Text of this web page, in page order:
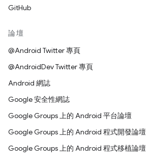
GitHub
論壇
@Android Twitter 專頁
@AndroidDev Twitter 專頁
Android 網誌
Google 安全性網誌
Google Groups 上的 Android 平台論壇
Google Groups 上的 Android 程式開發論壇
Google Groups 上的 Android 程式移植論壇